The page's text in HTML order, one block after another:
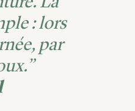
: lors
par